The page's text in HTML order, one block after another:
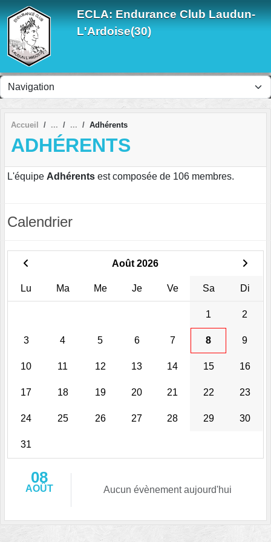
ECLA: Endurance Club Laudun-
L'Ardoise(30)
Accueil Adhérents
ADHÉRENTS
L'équipe Adhérents est composée de 106 membres.
Calendrier
Août 2026
Lu Ma Me Je Ve Sa Di
1 2
3 4 5 6 7 8 9
10 11 12 13 14 15 16
17 18 19 20 21 22 23
24 25 26 27 28 29 30
31
08
AOÛT Aucun évènement aujourd'hui
Panneau de gestion des cookies